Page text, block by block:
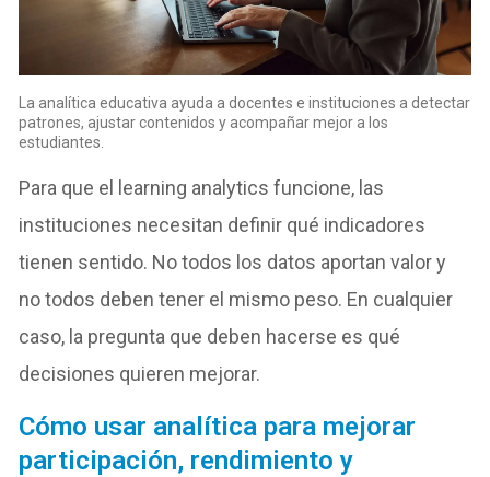
La analítica educativa ayuda a docentes e instituciones a detectar
patrones, ajustar contenidos y acompañar mejor a los
estudiantes.
Para que el learning analytics funcione, las
instituciones necesitan definir qué indicadores
tienen sentido. No todos los datos aportan valor y
no todos deben tener el mismo peso. En cualquier
caso, la pregunta que deben hacerse es qué
decisiones quieren mejorar.
Cómo usar analítica para mejorar
participación, rendimiento y